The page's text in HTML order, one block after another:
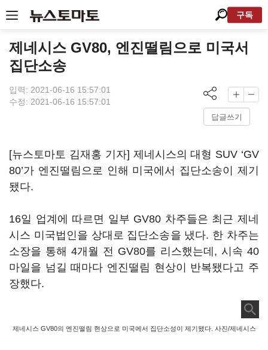
구독
제네시스 GV80, 엔진떨림으로 미국서
집단소송
입력: 2021-06-16 15:57:01
수정: 2021-06-16 15:57:01
답글쓰기
[뉴스토마토 김재홍 기자] 제네시스의 대형 SUV ‘GV
80’가 엔진떨림으로 인해 미국에서 집단소송이 제기
됐다.
16일 업계에 따르면 일부 GV80 차주들은 최근 제네
시스 미국법인을 상대로 집단소송을 냈다. 한 차주는
소장을 통해 4개월 전 GV80를 리스했는데, 시속 40
마일을 넘길 때마다 엔진떨림 현상이 반복됐다고 주
장했다.
제네시스 GV80의 엔진떨림 현상으로 미국에서 집단소성이 제기됐다. 사진/제네시스